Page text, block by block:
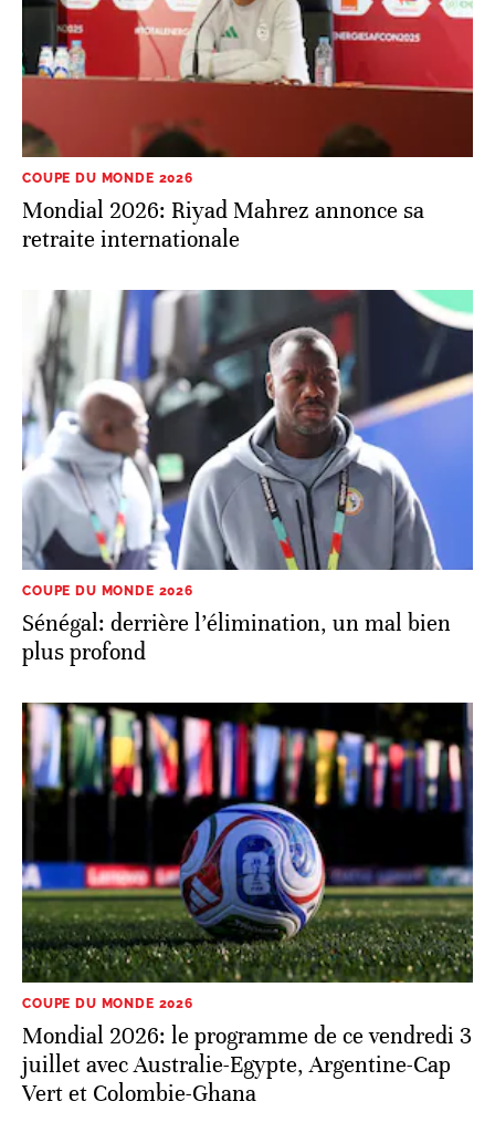
COUPE DU MONDE 2026
Mondial 2026: Riyad Mahrez annonce sa
retraite internationale
COUPE DU MONDE 2026
Sénégal: derrière l’élimination, un mal bien
plus profond
COUPE DU MONDE 2026
Mondial 2026: le programme de ce vendredi 3
juillet avec Australie-Egypte, Argentine-Cap
Vert et Colombie-Ghana